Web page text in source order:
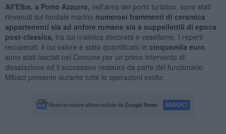
All'Elba, a Porto Azzurro, nell’area del porto turistico, sono stati
rinvenuti sul fondale marino numerosi frammenti di ceramica
appartenenti sia ad anfore romane sia a suppellettili di epoca
post-classica, tra cui maiolica decorata e vasellame. I reperti
recuperati, il cui valore è stato quantificato in cinquemila euro
sono stati lasciati nel Comune per un primo intervento di
dissalazione ed il successivo restauro da parte del funzionario
Mibact presente durante tutte le operazioni svolte.